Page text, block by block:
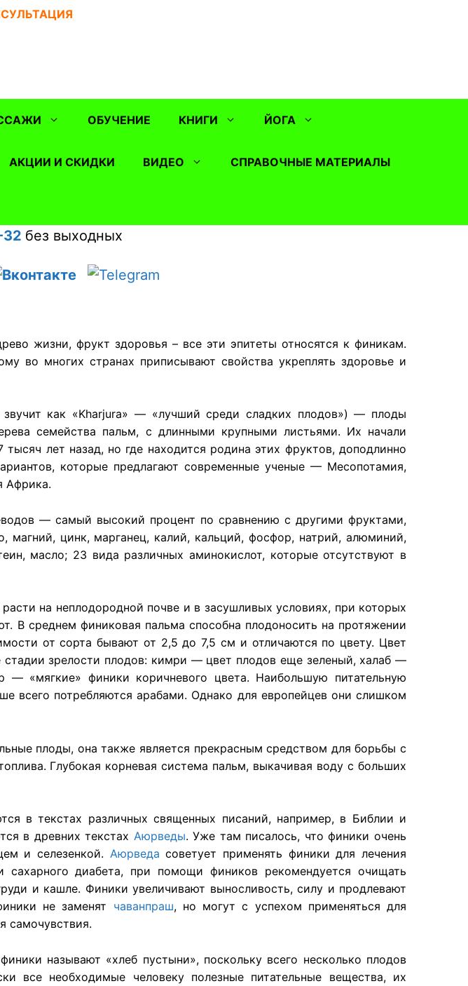
ОБУЧЕНИЕ КНИГИ ЙОГА
АКЦИИ И СКИДКИ ВИДЕО СПРАВОЧНЫЕ МАТЕРИАЛЫ
без выходных
жизни, фрукт здоровья – все эти эпитеты относятся к финикам.
во многих странах приписывают свойства укреплять здоровье и
звучит как «Kharjura» — «лучший среди сладких плодов») — плоды
семейства пальм, с длинными крупными листьями. Их начали
лет назад, но где находится родина этих фруктов, доподлинно
которые предлагают современные ученые — Месопотамия,
Африка.
— самый высокий процент по сравнению с другими фруктами,
магний, цинк, марганец, калий, кальций, фосфор, натрий, алюминий,
масло; 23 вида различных аминокислот, которые отсутствуют в
на неплодородной почве и в засушливых условиях, при которых
В среднем финиковая пальма способна плодоносить на протяжении
от сорта бывают от 2,5 до 7,5 см и отличаются по цвету. Цвет
стадии зрелости плодов: кимри — цвет плодов еще зеленый, халаб —
«мягкие» финики коричневого цвета. Наибольшую питательную
всего потребляются арабами. Однако для европейцев они слишком
плоды, она также является прекрасным средством для борьбы с
Глубокая корневая система пальм, выкачивая воду с больших
в текстах различных священных писаний, например, в Библии и
в древних текстах Аюрведы. Уже там писалось, что финики очень
и селезенкой. Аюрведа советует применять финики для лечения
сахарного диабета, при помощи фиников рекомендуется очищать
и кашле. Финики увеличивают выносливость, силу и продлевают
не заменят чаванпраш, но могут с успехом применяться для
самочувствия.
называют «хлеб пустыни», поскольку всего несколько плодов
все необходимые человеку полезные питательные вещества, их